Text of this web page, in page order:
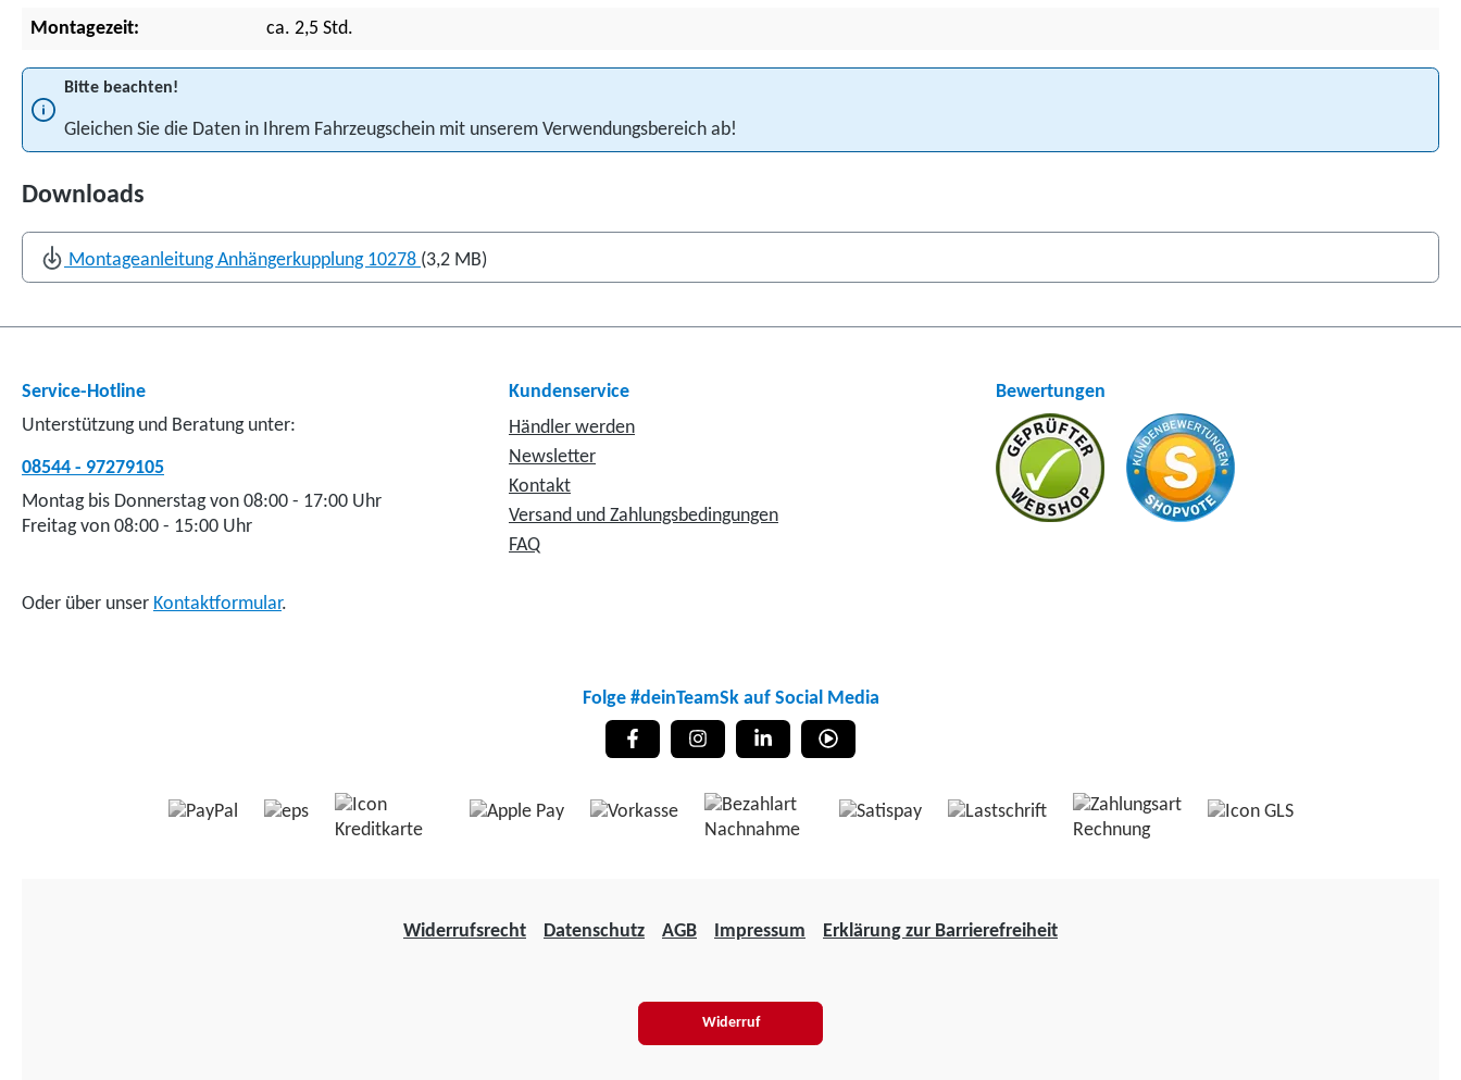
Montagezeit: ca. 2,5 Std.
Bitte beachten!
Gleichen Sie die Daten in Ihrem Fahrzeugschein mit unserem Verwendungsbereich ab!
Downloads
Montageanleitung Anhängerkupplung 10278 (3,2 MB)
Service-Hotline
Unterstützung und Beratung unter:
08544 - 97279105
Montag bis Donnerstag von 08:00 - 17:00 Uhr
Freitag von 08:00 - 15:00 Uhr
Oder über unser Kontaktformular.
Kundenservice
Händler werden
Newsletter
Kontakt
Versand und Zahlungsbedingungen
FAQ
Bewertungen
Folge #deinTeamSk auf Social Media
Widerrufsrecht Datenschutz AGB Impressum Erklärung zur Barrierefreiheit
Widerruf